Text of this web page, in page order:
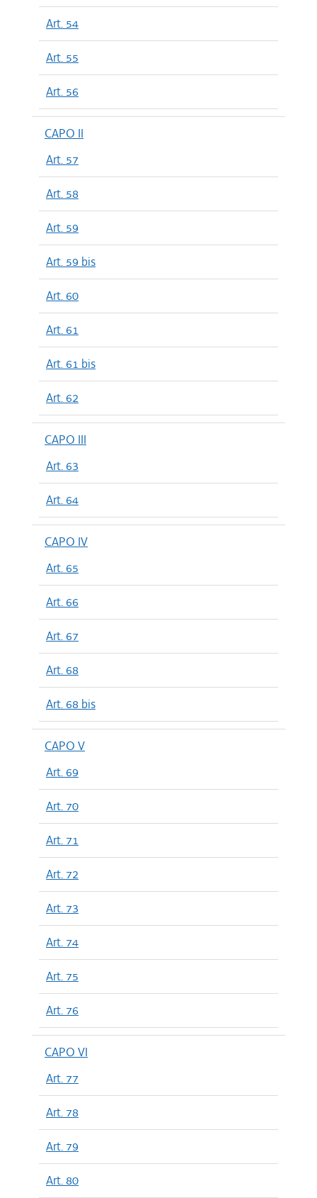
Art. 54
Art. 55
Art. 56
CAPO II
Art. 57
Art. 58
Art. 59
Art. 59 bis
Art. 60
Art. 61
Art. 61 bis
Art. 62
CAPO III
Art. 63
Art. 64
CAPO IV
Art. 65
Art. 66
Art. 67
Art. 68
Art. 68 bis
CAPO V
Art. 69
Art. 70
Art. 71
Art. 72
Art. 73
Art. 74
Art. 75
Art. 76
CAPO VI
Art. 77
Art. 78
Art. 79
Art. 80